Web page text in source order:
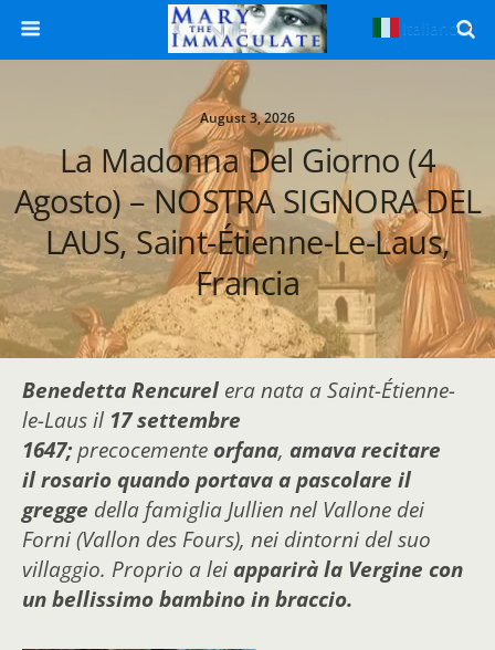
August 3, 2026
La Madonna Del Giorno (4
Agosto) – NOSTRA SIGNORA DEL
LAUS, Saint-Étienne-Le-Laus,
Francia
Benedetta Rencurel era nata a Saint-Étienne-
le-Laus il 17 settembre
1647;precocemente orfana, amava recitare
il rosario quando portava a pascolare il
gregge della famiglia Jullien nel Vallone dei
Forni (Vallon des Fours), nei dintorni del suo
villaggio. Proprio a lei apparirà la Vergine con
un bellissimo bambino in braccio.
Italiano ▼